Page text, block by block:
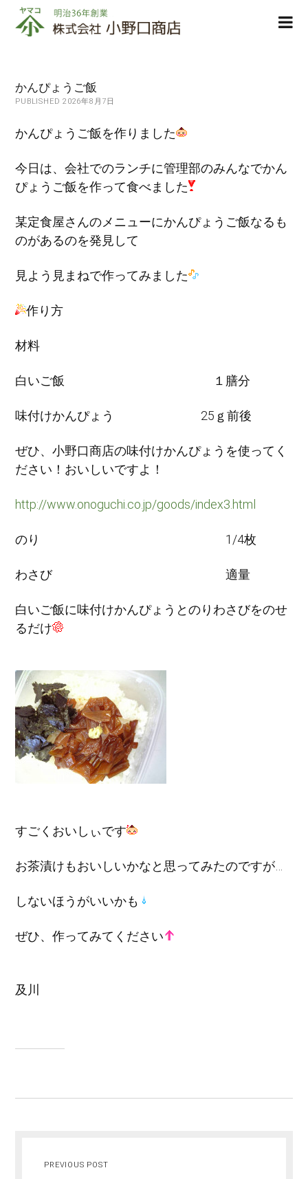
株
式
小
野
商
かんぴょうご飯
PUBLISHED 2026年8月7日
かんぴょうご飯を作りました
今日は、会社でのランチに管理部のみんなでかん
ぴょうご飯を作って食べました
某定食屋さんのメニューにかんぴょうご飯なるも
のがあるのを発見して
見よう見まねで作ってみました
作り方
材料
白いご飯 １膳分
味付けかんぴょう 25ｇ前後
ぜひ、小野口商店の味付けかんぴょうを使ってく
ださい！おいしいですよ！
http://www.onoguchi.co.jp/goods/index3.html
のり 1/4枚
わさび 適量
白いご飯に味付けかんぴょうとのりわさびをのせ
るだけ
すごくおいしぃです
お茶漬けもおいしいかなと思ってみたのですが…
しないほうがいいかも
ぜひ、作ってみてください
及川
PREVIOUS POST